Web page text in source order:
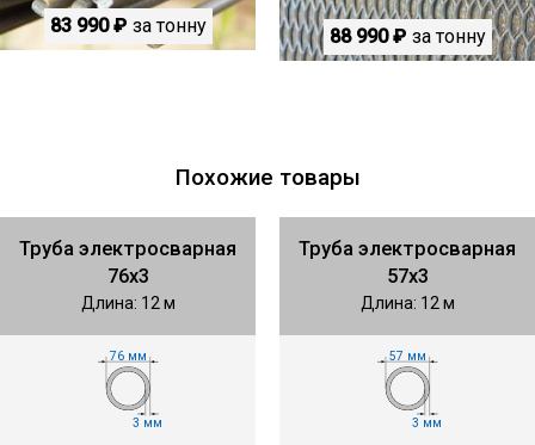
83 990 ₽ за тонну 88 990 ₽ за тонну
Похожие товары
Труба электросварная
76х3
Длина: 12 м
76 мм
3 мм
Труба электросварная
57х3
Длина: 12 м
57 мм
3 мм